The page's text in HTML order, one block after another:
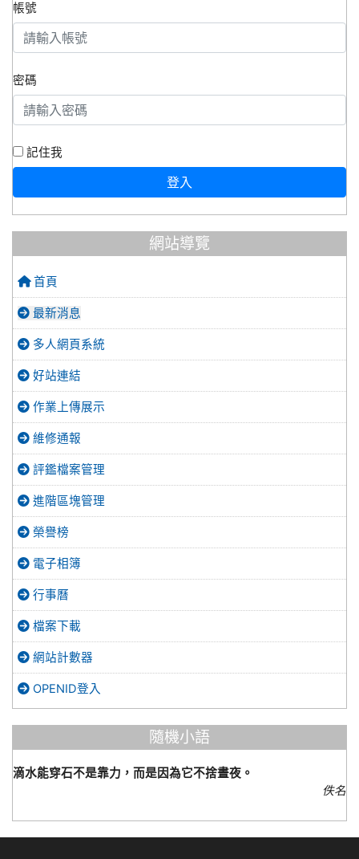
帳號
密碼
記住我
登入
網站導覽
首頁
最新消息
多人網頁系統
好站連結
作業上傳展示
維修通報
評鑑檔案管理
進階區塊管理
榮譽榜
電子相簿
行事曆
檔案下載
網站計數器
OPENID登入
隨機小語
滴水能穿石不是靠力，而是因為它不捨晝夜。
佚名